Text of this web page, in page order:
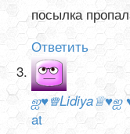
посылка
Ответить
at